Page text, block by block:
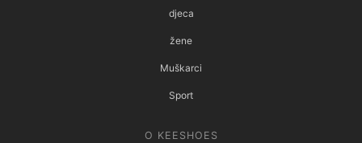
djeca
žene
Muškarci
Sport
O KEESHOES